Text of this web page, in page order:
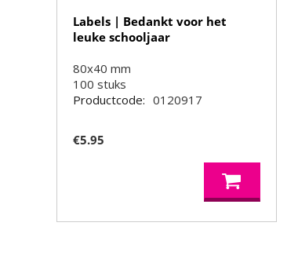
Labels | Bedankt voor het
leuke schooljaar
80x40 mm
100 stuks
Productcode: 0120917
€5.95